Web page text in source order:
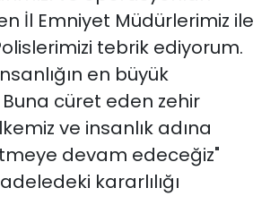
İl Emniyet Müdürlerimiz ile
tebrik ediyorum.
en büyük
Buna cüret eden zehir
ve insanlık adına
devam edeceğiz"
kararlılığı